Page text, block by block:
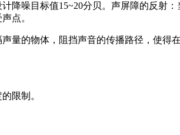
降噪目标值15~20分贝。声屏障的反射
点。
的物体，阻挡声音的传播路径，使得
限制。